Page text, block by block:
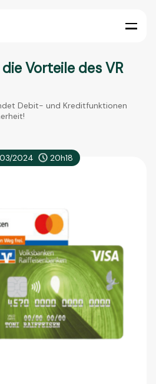
Vorteile des VR
Debit- und Kreditfunktionen
2024 20h18